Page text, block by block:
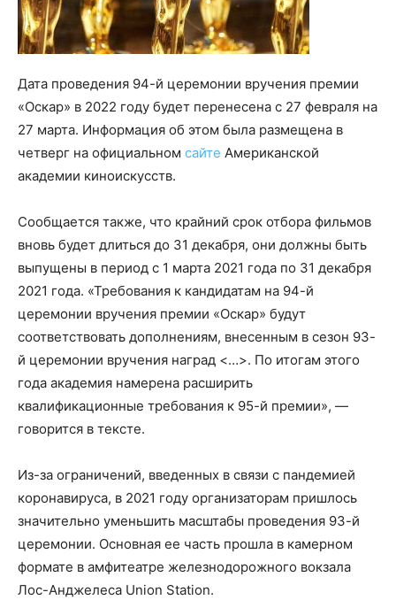
Дата проведения 94-й церемонии вручения премии
«Оскар» в 2022 году будет перенесена с 27 февраля на
27 марта. Информация об этом была размещена в
четверг на официальном сайте Американской
академии киноискусств.
Сообщается также, что крайний срок отбора фильмов
вновь будет длиться до 31 декабря, они должны быть
выпущены в период с 1 марта 2021 года по 31 декабря
2021 года. «Требования к кандидатам на 94-й
церемонии вручения премии «Оскар» будут
соответствовать дополнениям, внесенным в сезон 93-
й церемонии вручения наград <…>. По итогам этого
года академия намерена расширить
квалификационные требования к 95-й премии», —
говорится в тексте.
Из-за ограничений, введенных в связи с пандемией
коронавируса, в 2021 году организаторам пришлось
значительно уменьшить масштабы проведения 93-й
церемонии. Основная ее часть прошла в камерном
формате в амфитеатре железнодорожного вокзала
Лос-Анджелеса Union Station.